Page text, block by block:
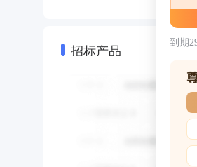
招标产品 到期